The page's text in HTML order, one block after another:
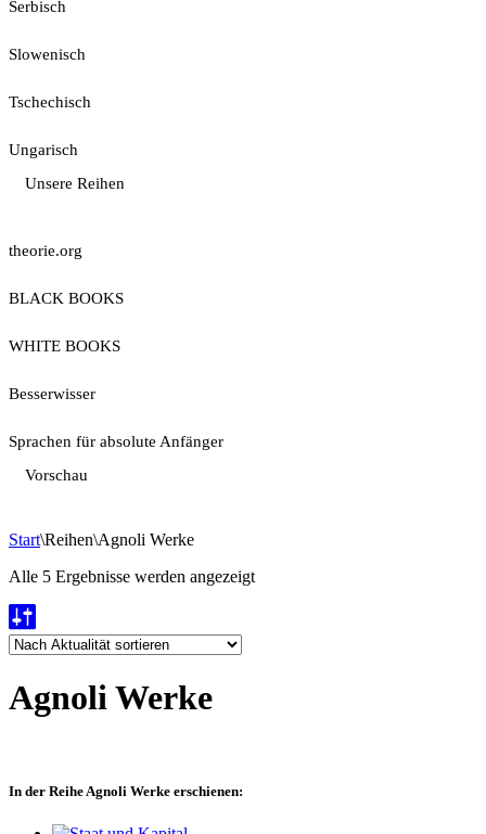
Serbisch
Slowenisch
Tschechisch
Ungarisch
Unsere Reihen
theorie.org
BLACK BOOKS
WHITE BOOKS
Besserwisser
Sprachen für absolute Anfänger
Vorschau
Start\Reihen\Agnoli Werke
Alle 5 Ergebnisse werden angezeigtNach
Agnoli Werke
In der Reihe Agnoli Werke erschienen: